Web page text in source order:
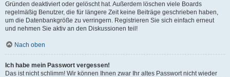
Gründen deaktiviert oder gelöscht hat. Außerdem löschen viele Boards
regelmäßig Benutzer, die für längere Zeit keine Beiträge geschrieben haben,
um die Datenbankgröße zu verringern. Registrieren Sie sich einfach erneut
und nehmen Sie aktiv an den Diskussionen teil!
Nach oben
Ich habe mein Passwort vergessen!
Das ist nicht schlimm! Wir können Ihnen zwar Ihr altes Passwort nicht wieder